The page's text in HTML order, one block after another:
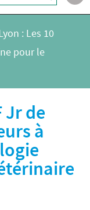
: Les 10
pour le
Jr de
à